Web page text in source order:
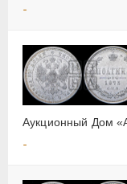
-
Аукционный Дом
-